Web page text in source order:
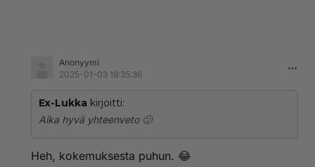
Anonyymi
2025-01-03 19:35:36
Ex-Lukka kirjoitti:
Aika hyvä yhteenveto 🙂
Heh, kokemuksesta puhun. 😂